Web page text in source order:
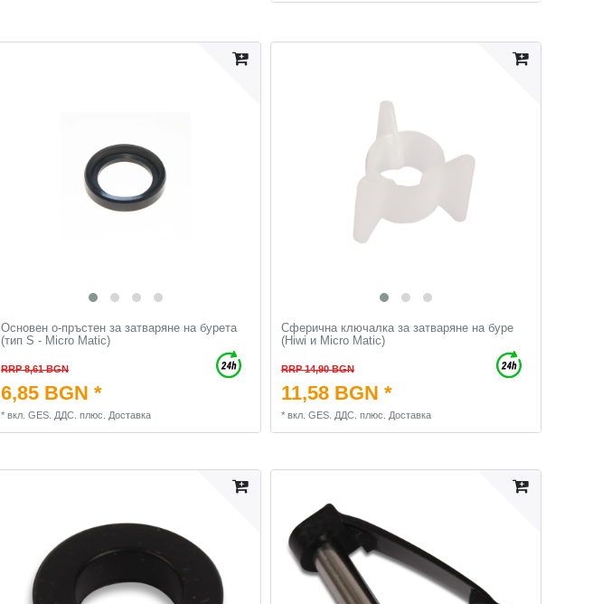
Основен о-пръстен за затваряне на бурета
(тип S - Micro Matic)
RRP 8,61 BGN
6,85 BGN *
*вкл. GES. ДДС. плюс. Доставка
Сферична ключалка за затваряне на буре
(Hiwi и Micro Matic)
RRP 14,90 BGN
11,58 BGN *
*вкл. GES. ДДС. плюс. Доставка